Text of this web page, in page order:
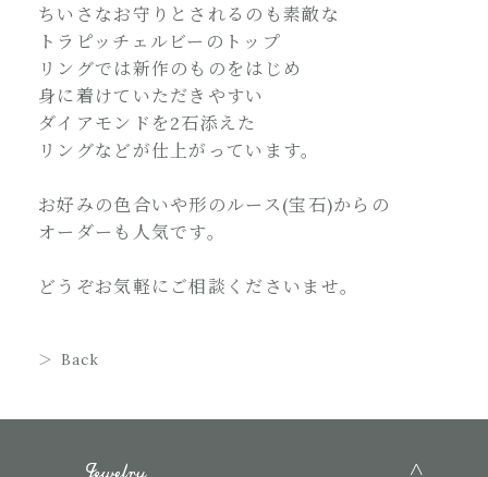
ちいさなお守りとされるのも素敵な
トラピッチェルビーのトップ
リングでは新作のものをはじめ
身に着けていただきやすい
ダイアモンドを2石添えた
リングなどが仕上がっています。
お好みの色合いや形のルース(宝石)からの
オーダーも人気です。
どうぞお気軽にご相談くださいませ。
Back